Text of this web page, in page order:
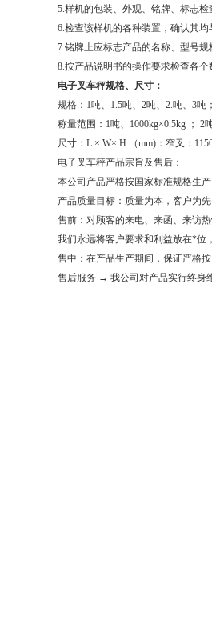
5.样机的包装、外观、铭牌、标志检
6.检查该样机的各种装置，确认其
7.铭牌上应标志产品的名称、型号
8.按产品说明书的操作要求检查各
电子叉车秤规格、尺寸：
规格：1吨、1.5吨、2吨、2.吨、3吨
称量范围：1吨、1000kg×0.5kg ； 2
尺寸：L × W× H （mm)：窄叉：
电子叉车秤产品宗旨及售后：
本公司产品严格按国家标准规格生
产品质量目标：质量为本，客户为
售前：对顾客的来电、来函、来访
我们永远将客户要求和利益放在*位
售中：在产品生产期间，保证严格
售后服务 → 我公司对产品实行终身